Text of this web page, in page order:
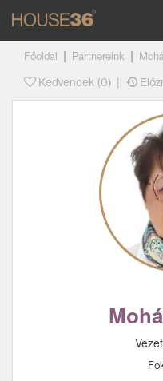
Főoldal Partnereink
Kedvencek (0) |